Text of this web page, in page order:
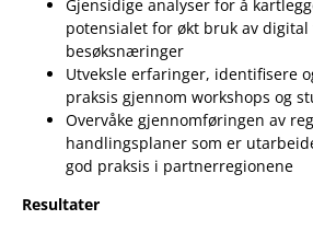
Gjensidige analyser for å
potensialet for økt bruk av
besøksnæringer
Utveksle erfaringer, identifisere
praksis gjennom workshops og
Overvåke gjennomføringen av
handlingsplaner som er
god praksis i partnerregionene
Resultater